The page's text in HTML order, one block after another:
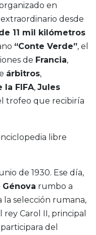
en
desde
11 mil kilómetros
“Conte Verde”, el
de Francia,
árbitros,
la FIFA, Jules
trofeo que recibiría
de 1930. Ese día,
Génova rumbo a
la selección rumana,
Carol II, principal
del